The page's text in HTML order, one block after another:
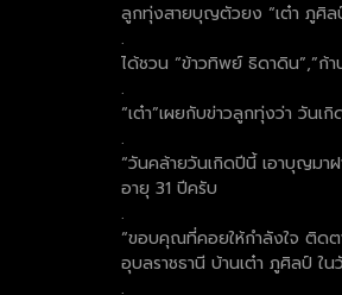
ลูกทุ่งสายบุญตัวยง “เต๋า ภูศิล
.
ได้ชวน “ข้าวทิพย์ ธิดาดิน”,”ก้
.
“เต๋า”เผยกับข่าวลูกทุ่งว่า วั
.
“วันคล้ายวันเกิดปีนี้ เอาบุญม
อายุ 31 ปีครับ
.
“ขอบคุณที่คอยให้กำลังใจ ติด
อุบลราชธานี บ้านเต๋า ภูศิลป์ ใ
.